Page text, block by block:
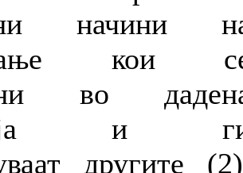
начини
кои
во
и
другите